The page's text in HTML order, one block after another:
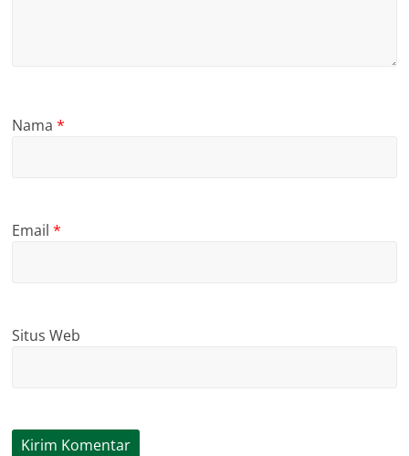
Nama*
Email*
Situs Web